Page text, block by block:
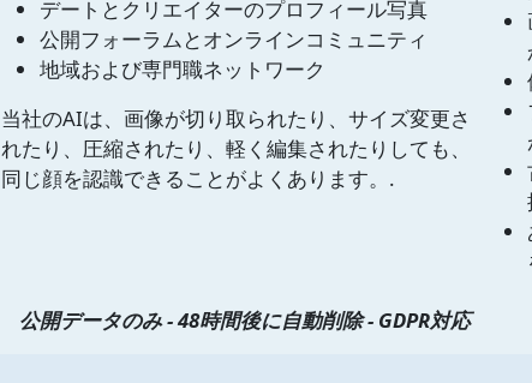
デートとクリエイターのプロフィール写真
公開フォーラムとオンラインコミュニティ
地域および専門職ネットワーク
当社のAIは、画像が切り取られたり、サイズ変更さ
れたり、圧縮されたり、軽く編集されたりしても、
同じ顔を認識できることがよくあります。.
公開データのみ - 48時間後に自動削除 - GDPR対応